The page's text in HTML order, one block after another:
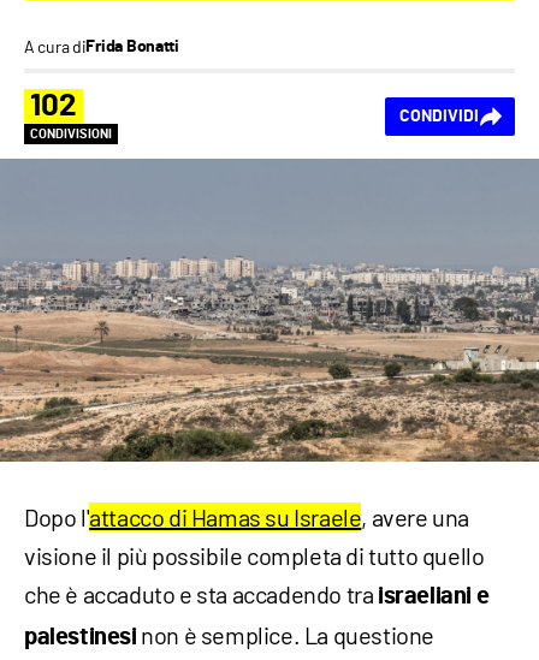
A cura diFrida Bonatti
102
CONDIVISIONI
CONDIVIDI
Dopo l'attacco di Hamas su Israele, avere una
visione il più possibile completa di tutto quello
che è accaduto e sta accadendo tra israeliani e
palestinesi non è semplice. La questione